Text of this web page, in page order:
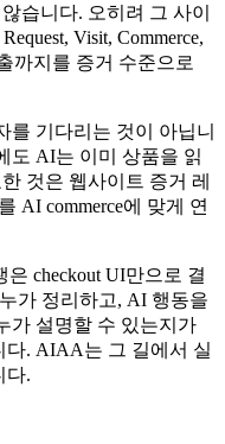
습니다. 오히려 그 사이
Visit, Commerce,
까지를 증거 수준으로
를 기다리는 것이 아닙니
도 AI는 이미 상품을 읽
것은 웹사이트 증거 레
AI commerce에 맞게 연
은 checkout UI만으로 결
가 정리하고, AI 행동을
가 설명할 수 있는지가
다. AIAA는 그 길에서 실
다.